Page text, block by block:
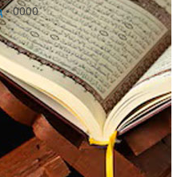
• 0000